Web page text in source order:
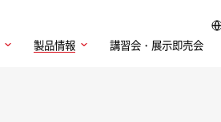
製品情報 講習会・展示即売会